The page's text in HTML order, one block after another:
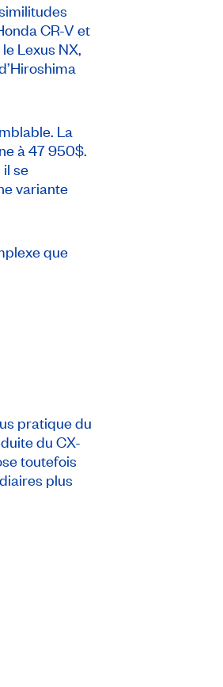
CR-V et
Lexus NX,
La
à 47 950$.
se
variante
que
pratique du
du CX-
toutefois
plus